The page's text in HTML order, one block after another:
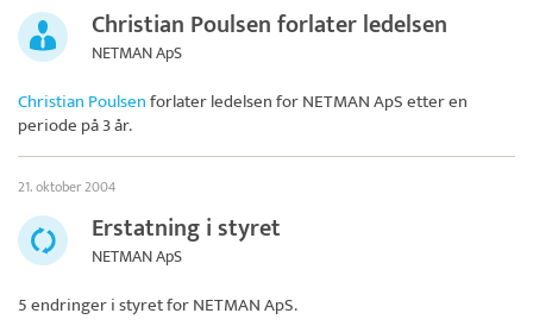
Christian Poulsen forlater ledelsen
NETMAN ApS
Christian Poulsenforlater ledelsen forNETMAN ApSetter en
periode på 3 år.
21. oktober 2004
Erstatning i styret
NETMAN ApS
5 endringer i styret forNETMAN ApS.